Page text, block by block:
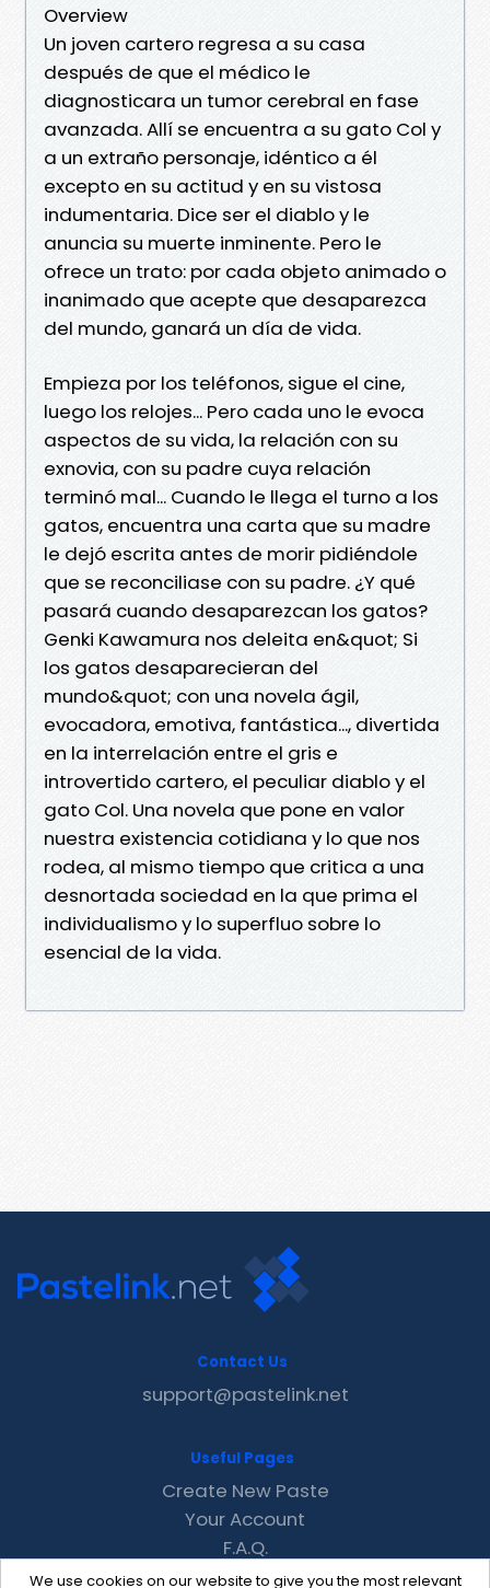
Overview
Un joven cartero regresa a su casa
después de que el médico le
diagnosticara un tumor cerebral en fase
avanzada. Allí se encuentra a su gato Col y
a un extraño personaje, idéntico a él
excepto en su actitud y en su vistosa
indumentaria. Dice ser el diablo y le
anuncia su muerte inminente. Pero le
ofrece un trato: por cada objeto animado o
inanimado que acepte que desaparezca
del mundo, ganará un día de vida.
Empieza por los teléfonos, sigue el cine,
luego los relojes... Pero cada uno le evoca
aspectos de su vida, la relación con su
exnovia, con su padre cuya relación
terminó mal... Cuando le llega el turno a los
gatos, encuentra una carta que su madre
le dejó escrita antes de morir pidiéndole
que se reconciliase con su padre. ¿Y qué
pasará cuando desaparezcan los gatos?
Genki Kawamura nos deleita en&quot; Si
los gatos desaparecieran del
mundo&quot; con una novela ágil,
evocadora, emotiva, fantástica..., divertida
en la interrelación entre el gris e
introvertido cartero, el peculiar diablo y el
gato Col. Una novela que pone en valor
nuestra existencia cotidiana y lo que nos
rodea, al mismo tiempo que critica a una
desnortada sociedad en la que prima el
individualismo y lo superfluo sobre lo
esencial de la vida.
We use cookies on our website to give you the most relevant
Contact Us
support@pastelink.net
Useful Pages
Create New Paste
Your Account
F.A.Q.
Recent